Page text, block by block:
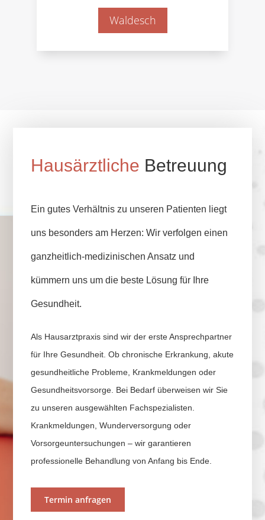
Waldesch
Hausärztliche Betreuung
Ein gutes Verhältnis zu unseren Patienten liegt
uns besonders am Herzen: Wir verfolgen einen
ganzheitlich-medizinischen Ansatz und
kümmern uns um die beste Lösung für Ihre
Gesundheit.
Als Hausarztpraxis sind wir der erste Ansprechpartner
für Ihre Gesundheit. Ob chronische Erkrankung, akute
gesundheitliche Probleme, Krankmeldungen oder
Gesundheitsvorsorge. Bei Bedarf überweisen wir Sie
zu unseren ausgewählten Fachspezialisten.
Krankmeldungen, Wunderversorgung oder
Vorsorgeuntersuchungen – wir garantieren
professionelle Behandlung von Anfang bis Ende.
Termin anfragen